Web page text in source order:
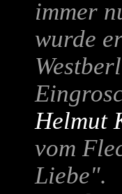
immer
wurde
Helmut
vom
Liebe".